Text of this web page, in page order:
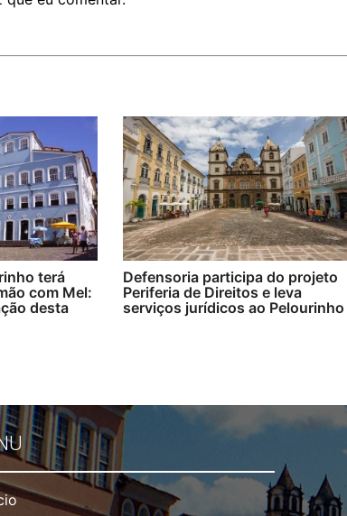
terá
com Mel:
desta
Defensoria participa do projeto
Periferia de Direitos e leva
serviços jurídicos ao Pelourinho